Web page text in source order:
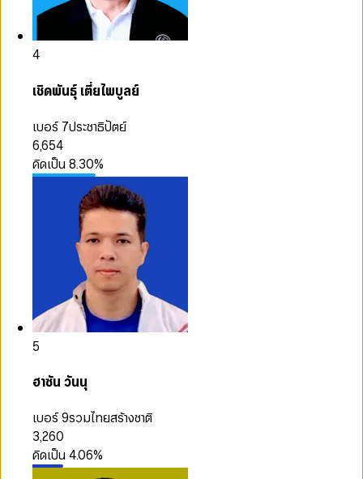
4
เชิดพันธุ์ เตี่ยไพบูลย์
เบอร์ 7ประชาธิปัตย์
6,654
คิดเป็น8.30%
5
ฮาซัน วันนุ
เบอร์ 9รวมไทยสร้างชาติ
3,260
คิดเป็น4.06%